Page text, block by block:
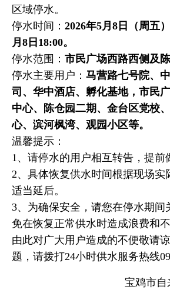
区域停水。
停水时间： 2026年5月8日（周五
月8日18:00。
停水范围： 市民广场西路西侧及
停水主要用户： 马营路七号院、
司、华中酒店、孵化基地，市民
中心、陈仓园二期、金台区党校
心、滨河枫湾、观园小区等。
温馨提示：
1、请停水的用户相互转告，提前
2、具体恢复供水时间根据现场实
适当延后。
3、为确保安全，请您在停水期间
免在恢复正常供水时造成浪费和不
由此对广大用户造成的不便敬请
题，请拨打24小时供水服务热线
宝鸡市自